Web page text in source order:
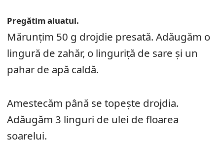
Pregătim aluatul.
Mărunţim 50 g drojdie presată. Adăugăm o
lingură de zahăr, o linguriţă de sare şi un
pahar de apă caldă.
Amestecăm până se topeşte drojdia.
Adăugăm 3 linguri de ulei de floarea
soarelui.